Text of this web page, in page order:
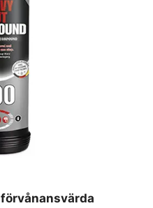
förvånansvärda